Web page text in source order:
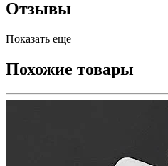
Отзывы
Показать еще
Похожие товары